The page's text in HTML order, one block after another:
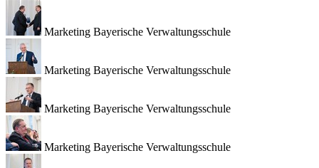
Marketing Bayerische Verwaltungsschule
Marketing Bayerische Verwaltungsschule
Marketing Bayerische Verwaltungsschule
Marketing Bayerische Verwaltungsschule